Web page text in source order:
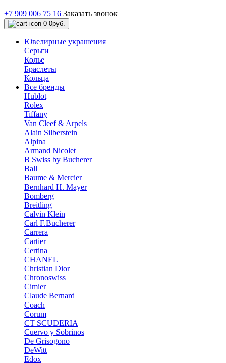
+7 909 006 75 16 Заказать звонок
0 0руб.
Ювелирные украшения
Серьги
Колье
Браслеты
Кольца
Все бренды
Hublot
Rolex
Tiffany
Van Cleef & Arpels
Alain Silberstein
Alpina
Armand Nicolet
B Swiss by Bucherer
Ball
Baume & Mercier
Bernhard H. Mayer
Bomberg
Breitling
Calvin Klein
Carl F.Bucherer
Carrera
Cartier
Certina
CHANEL
Christian Dior
Chronoswiss
Cimier
Claude Bernard
Coach
Corum
CT SCUDERIA
Cuervo y Sobrinos
De Grisogono
DeWitt
Edox